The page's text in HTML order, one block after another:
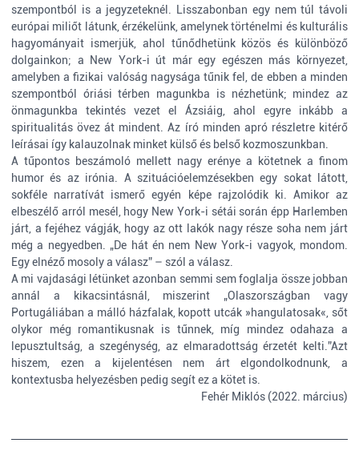
szempontból is a jegyzeteknél. Lisszabonban egy nem túl távoli
európai miliőt látunk, érzékelünk, amelynek történelmi és kulturális
hagyományait ismerjük, ahol tűnődhetünk közös és különböző
dolgainkon; a New York-i út már egy egészen más környezet,
amelyben a fizikai valóság nagysága tűnik fel, de ebben a minden
szempontból óriási térben magunkba is nézhetünk; mindez az
önmagunkba tekintés vezet el Ázsiáig, ahol egyre inkább a
spiritualitás övez át mindent. Az író minden apró részletre kitérő
leírásai így kalauzolnak minket külső és belső kozmoszunkban.
A tűpontos beszámoló mellett nagy erénye a kötetnek a finom
humor és az irónia. A szituációelemzésekben egy sokat látott,
sokféle narratívát ismerő egyén képe rajzolódik ki. Amikor az
elbeszélő arról mesél, hogy New York-i sétái során épp Harlemben
járt, a fejéhez vágják, hogy az ott lakók nagy része soha nem járt
még a negyedben. „De hát én nem New York-i vagyok, mondom.
Egy elnéző mosoly a válasz” – szól a válasz.
A mi vajdasági létünket azonban semmi sem foglalja össze jobban
annál a kikacsintásnál, miszerint „Olaszországban vagy
Portugáliában a málló házfalak, kopott utcák »hangulatosak«, sőt
olykor még romantikusnak is tűnnek, míg mindez odahaza a
lepusztultság, a szegénység, az elmaradottság érzetét kelti.”Azt
hiszem, ezen a kijelentésen nem árt elgondolkodnunk, a
kontextusba helyezésben pedig segít ez a kötet is.
Fehér Miklós (2022. március)